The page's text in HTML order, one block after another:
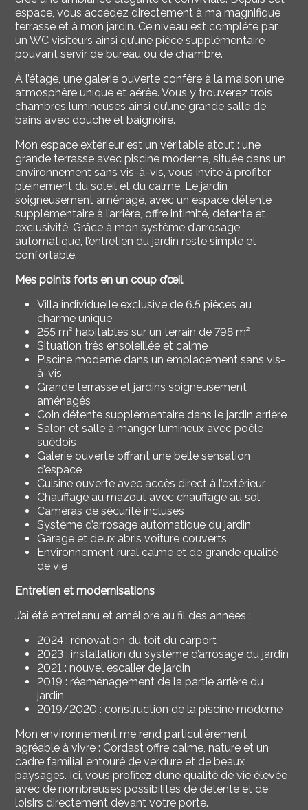
espace, vous accédez directement à ma magnifique
terrasse et à mon jardin. Ce niveau est complété par
un WC visiteurs ainsi qu’une pièce supplémentaire
pouvant servir de bureau ou de chambre.
À l’étage, une galerie ouverte confère à la maison une
atmosphère unique et aérée. Vous y trouverez trois
chambres lumineuses ainsi qu’une grande salle de
bains avec douche et baignoire.
Mon espace extérieur est un véritable atout : une
grande terrasse avec piscine moderne, située dans un
environnement sans vis-à-vis, vous invite à profiter
pleinement du soleil et du calme. Le jardin
soigneusement aménagé, avec un espace détente
supplémentaire à l’arrière, offre intimité, détente et
exclusivité. Grâce à mon système d’arrosage
automatique, l’entretien du jardin reste simple et
confortable.
Mes points forts en un coup d’œil
Villa individuelle exclusive de 6.5 pièces au
charme unique
255 m² habitables sur un terrain de 798 m²
Situation très ensoleillée et calme
Piscine moderne dans un emplacement sans vis-
à-vis
Grande terrasse et jardins soigneusement
aménagés
Coin détente supplémentaire dans le jardin arrière
Salon et salle à manger lumineux avec poêle
suédois
Galerie ouverte offrant une belle sensation
d’espace
Cuisine ouverte avec accès direct à l’extérieur
Chauffage au mazout avec chauffage au sol
Caméras de sécurité incluses
Système d’arrosage automatique du jardin
Garage et deux abris voiture couverts
Environnement rural calme et de grande qualité
de vie
Entretien et modernisations
J’ai été entretenu et amélioré au fil des années :
2024 : rénovation du toit du carport
2023 : installation du système d’arrosage du jardin
2021 : nouvel escalier de jardin
2019 : réaménagement de la partie arrière du
jardin
2019/2020 : construction de la piscine moderne
Mon environnement me rend particulièrement
agréable à vivre : Cordast offre calme, nature et un
cadre familial entouré de verdure et de beaux
paysages. Ici, vous profitez d’une qualité de vie élevée
avec de nombreuses possibilités de détente et de
loisirs directement devant votre porte.